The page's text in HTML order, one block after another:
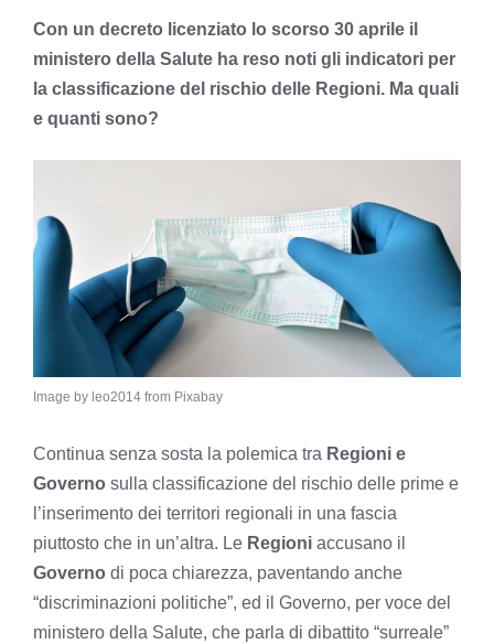
Con un decreto licenziato lo scorso 30 aprile il
ministero della Salute ha reso noti gli indicatori per
la classificazione del rischio delle Regioni. Ma quali
e quanti sono?
Image by leo2014 from Pixabay
Continua senza sosta la polemica tra Regioni e
Governo sulla classificazione del rischio delle prime e
l’inserimento dei territori regionali in una fascia
piuttosto che in un’altra. Le Regioni accusano il
Governo di poca chiarezza, paventando anche
“discriminazioni politiche”, ed il Governo, per voce del
ministero della Salute, che parla di dibattito “surreale”